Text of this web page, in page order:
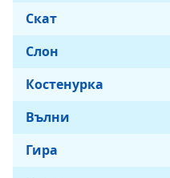
Скат
Слон
Костенурка
Вълни
Гира